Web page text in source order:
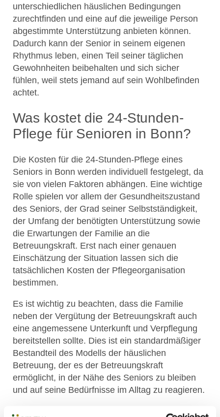
unterschiedlichen häuslichen Bedingungen
zurechtfinden und eine auf die jeweilige Person
abgestimmte Unterstützung anbieten können.
Dadurch kann der Senior in seinem eigenen
Rhythmus leben, einen Teil seiner täglichen
Gewohnheiten beibehalten und sich sicher
fühlen, weil stets jemand auf sein Wohlbefinden
achtet.
Was kostet die 24-Stunden-
Pflege für Senioren in Bonn?
Die Kosten für die 24-Stunden-Pflege eines
Seniors in Bonn werden individuell festgelegt, da
sie von vielen Faktoren abhängen. Eine wichtige
Rolle spielen vor allem der Gesundheitszustand
des Seniors, der Grad seiner Selbstständigkeit,
der Umfang der benötigten Unterstützung sowie
die Erwartungen der Familie an die
Betreuungskraft. Erst nach einer genauen
Einschätzung der Situation lassen sich die
tatsächlichen Kosten der Pflegeorganisation
bestimmen.
Es ist wichtig zu beachten, dass die Familie
neben der Vergütung der Betreuungskraft auch
eine angemessene Unterkunft und Verpflegung
bereitstellen sollte. Dies ist ein standardmäßiger
Bestandteil des Modells der häuslichen
Betreuung, der es der Betreuungskraft
ermöglicht, in der Nähe des Seniors zu bleiben
und auf seine Bedürfnisse im Alltag zu reagieren.
Alternative Lösungen, wie ein Pflegeheim oder